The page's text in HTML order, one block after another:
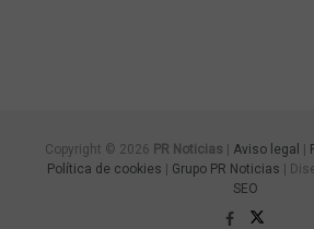
Copyright © 2026 PR Noticias Aviso legal
Política de cookies
Grupo PR Noticias |
SEO